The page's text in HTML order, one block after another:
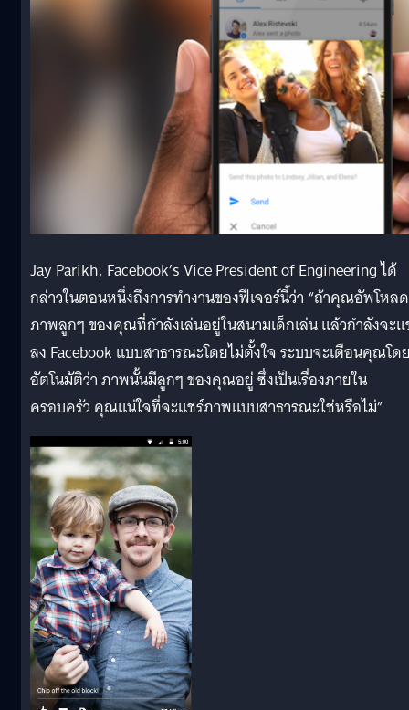
Jay Parikh, Facebook’s Vice President of Engineering ได้
กล่าวในตอนหนึ่งถึงการทำงานของฟีเจอร์นี้ว่า “ถ้าคุณอัพโหลด
ภาพลูกๆ ของคุณที่กำลังเล่นอยู่ในสนามเด็กเล่น แล้วกำลังจะ
ลง Facebook แบบสาธารณะโดยไม่ตั้งใจ ระบบจะเตือนคุณโด
อัตโนมัติว่า ภาพนั้นมีลูกๆ ของคุณอยู่ ซึ่งเป็นเรื่องภายใน
ครอบครัว คุณแน่ใจที่จะแชร์ภาพแบบสาธารณะใช่หรือไม่”